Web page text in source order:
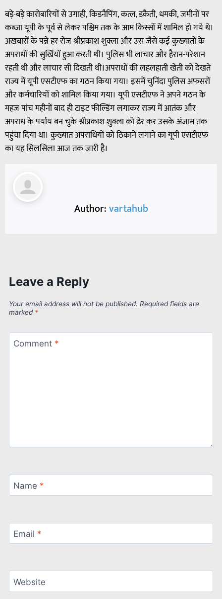
बड़े-बड़े कारोबारियों से उगाही, किडनैपिंग, कत्ल, डकैती, धमकी, जमीनों पर
कब्जा यूपी के पूर्व से लेकर पश्चिम तक के आम किस्सों में शामिल हो गये थे।
अखबारों के पन्ने हर रोज श्रीप्रकाश शुक्ला और उस जैसे कई कुख्यातों के
अपराधों की सुर्खियों हुआ करती थी। पुलिस भी लाचार और हैरान-परेशान
रहती थी और लाचार सी दिखती थी।अपराधों की लहलहाती खेती को देखते
राज्य में यूपी एसटीएफ का गठन किया गया। इसमें चुनिंदा पुलिस अफसरों
और कर्मचारियों को शामिल किया गया। यूपी एसटीएफ ने अपने गठन के
महज पांच महीनों बाद ही टाइट फील्डिंग लगाकर राज्य में आतंक और
अपराध के पर्याय बन चुके श्रीप्रकाश शुक्ला को ढेर कर उसके अंजाम तक
पहुंचा दिया था। कुख्यात अपराधियों को ठिकाने लगाने का यूपी एसटीएफ
का यह सिलसिला आज तक जारी है।
Author:vartahub
Leave a Reply
Your email address will not be published. Required fields are
marked *
Comment *
Name *
Email *
Website